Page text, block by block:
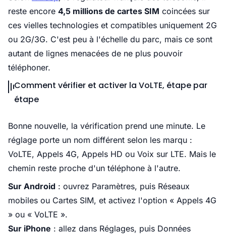
reste encore 4,5 millions de cartes SIM coincées sur
ces vielles technologies et compatibles uniquement 2G
ou 2G/3G. C'est peu à l'échelle du parc, mais ce sont
autant de lignes menacées de ne plus pouvoir
téléphoner.
Comment vérifier et activer la VoLTE, étape par
étape
Bonne nouvelle, la vérification prend une minute. Le
réglage porte un nom différent selon les marqu :
VoLTE, Appels 4G, Appels HD ou Voix sur LTE. Mais le
chemin reste proche d'un téléphone à l'autre.
Sur Android : ouvrez Paramètres, puis Réseaux
mobiles ou Cartes SIM, et activez l'option « Appels 4G
» ou « VoLTE ».
Sur iPhone : allez dans Réglages, puis Données